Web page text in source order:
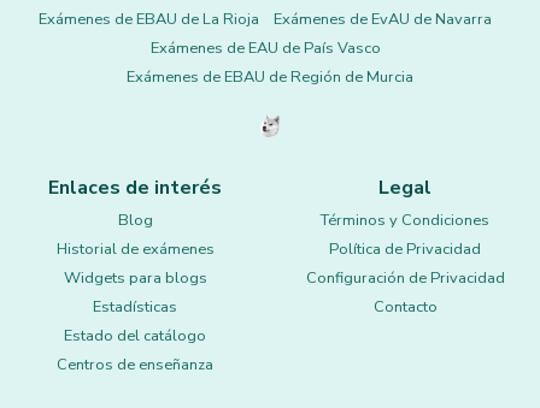
Exámenes de EBAU de La Rioja
Exámenes de EvAU de Navarra
Exámenes de EAU de País Vasco
Exámenes de EBAU de Región de Murcia
Enlaces de interés
Blog
Historial de exámenes
Widgets para blogs
Estadísticas
Estado del catálogo
Centros de enseñanza
Legal
Términos y Condiciones
Política de Privacidad
Configuración de Privacidad
Contacto